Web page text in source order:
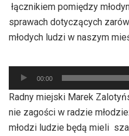
łącznikiem pomiędzy
sprawach dotyczących
młodych ludzi w naszym
Odtwarzacz
plików
dźwiękowych
00:00
Radny miejski Marek
nie zagości w radzie
młodzi ludzie będą mieli